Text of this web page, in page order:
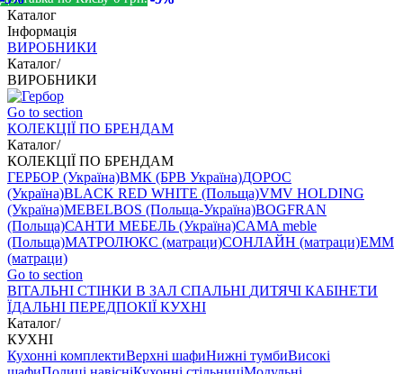
Каталог
Інформація
ВИРОБНИКИ
Каталог/
ВИРОБНИКИ
Go to section
КОЛЕКЦІЇ ПО БРЕНДАМ
Каталог/
КОЛЕКЦІЇ ПО БРЕНДАМ
ГЕРБОР (Україна)ВМК (БРВ Україна)ДОРОС
(Україна)BLACK RED WHITE (Польща)VMV HOLDING
(Україна)MEBELBOS (Польща-Україна)BOGFRAN
(Польща)САНТИ МЕБЕЛЬ (Україна)CAMA meble
(Польща)МАТРОЛЮКС (матраци)СОНЛАЙН (матраци)EMM
(матраци)
Go to section
ВIТАЛЬНI СТІНКИ В ЗАЛ СПАЛЬНІ ДИТЯЧІ КАБІНЕТИ
ЇДАЛЬНI ПЕРЕДПОКІЇ КУХНІ
Каталог/
КУХНІ
Кухонні комплектиВерхні шафиНижні тумбиВисокі